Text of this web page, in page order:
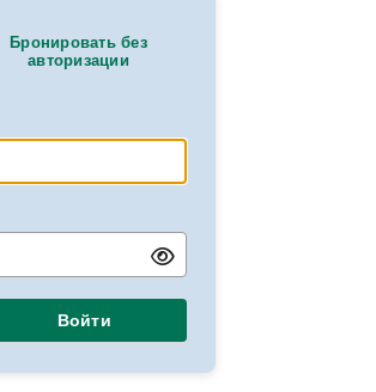
Бронировать без
авторизации
Войти